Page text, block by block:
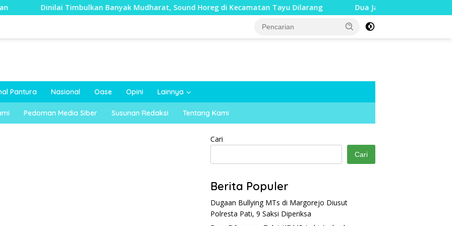
Timbulkan Banyak Mudharat, Sound Horeg di Kecamatan Tayu Dilarang Dua Jari Putus akibat Dugaan Bullying,
Pantura Nasional Oase Opini Lainnya
Pedoman Media Siber Susunan Redaksi Tentang Kami
Cari
Cari
Berita Populer
Dugaan Bullying MTs di Margorejo Diusut
Polresta Pati, 9 Saksi Diperiksa